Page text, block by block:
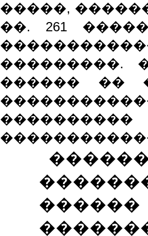
�����,
��. 261
���������.
������ ��
����������